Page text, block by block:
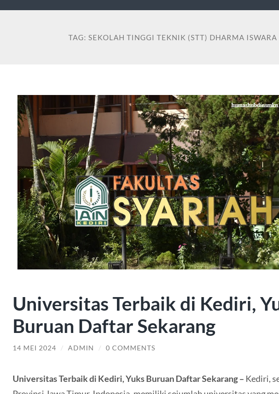
TAG: SEKOLAH TINGGI TEKNIK (STT) DHARMA ISWARA
Universitas Terbaik di Kediri,
Buruan Daftar Sekarang
14 MEI 2024 / ADMIN / 0 COMMENTS
Universitas Terbaik di Kediri, Yuks Buruan Daftar Sekarang – Kediri,